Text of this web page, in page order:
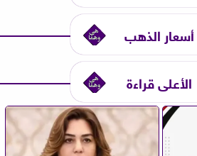
أسعار الذهب
الأعلى قراءة